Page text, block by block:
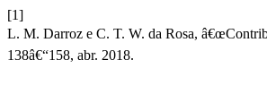
[1]
L. M. Darroz e C. T. W. da Rosa,
138â€“158, abr. 2018.